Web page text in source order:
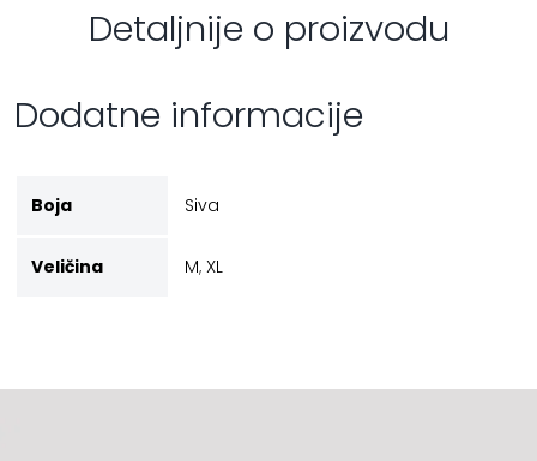
Detaljnije o proizvodu
Dodatne informacije
Boja Siva
Veličina M, XL